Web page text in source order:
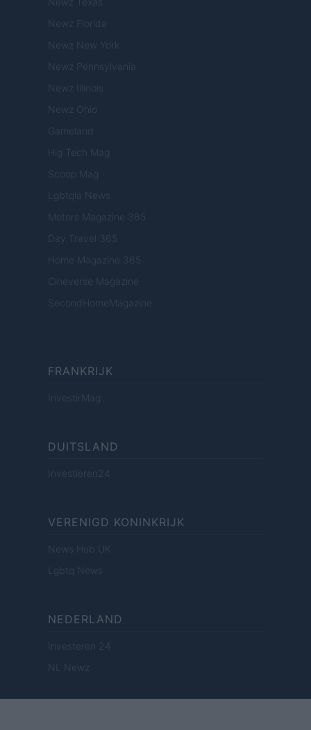
Newz Florida
Newz New York
Newz Pennsylvania
Newz Illinois
Newz Ohio
Gameland
Hig Tech Mag
Scoop Mag
Lgbtqia News
Motors Magazine 365
Day Travel 365
Home Magazine 365
Cineverse Magazine
SecondHomeMagazine
FRANKRIJK
InvestirMag
DUITSLAND
Investieren24
VERENIGD KONINKRIJK
News Hub UK
Lgbtq News
NEDERLAND
Investeren 24
NL Newz